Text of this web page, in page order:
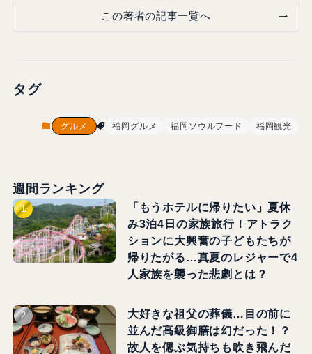
この著者の記事一覧へ
タグ
グルメ 福岡グルメ 福岡ソウルフード 福岡観光
週間ランキング
「もうホテルに帰りたい」夏休
み3泊4日の家族旅行！アトラク
ションに大興奮の子どもたちが
帰りたがる…真夏のレジャーで4
人家族を襲った悲劇とは？
大好きな祖父の葬儀…目の前に
並んだ高級御膳は幻だった！？
故人を偲ぶ気持ちも吹き飛んだ